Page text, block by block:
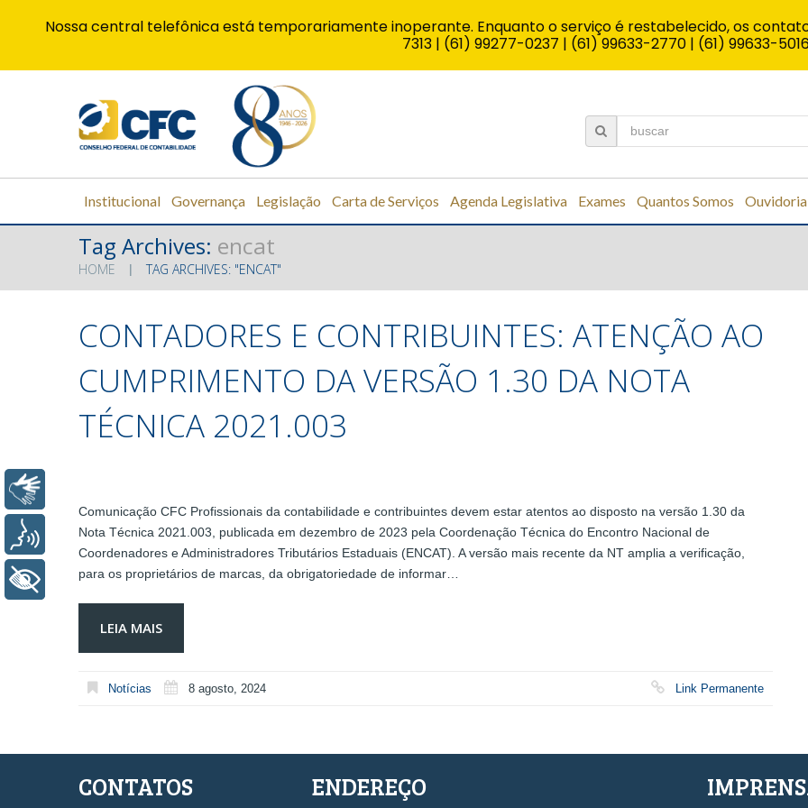
Institucional Governança Legislação Carta de Serviços Agenda Legislativa Exames Quantos Somos Ouvidoria
Tag Archives: encat
HOME TAG ARCHIVES: "ENCAT"
CONTADORES E CONTRIBUINTES: ATENÇÃO AO
CUMPRIMENTO DA VERSÃO 1.30 DA NOTA
TÉCNICA 2021.003
Comunicação CFC Profissionais da contabilidade e contribuintes devem estar atentos ao disposto na versão 1.30 da
Nota Técnica 2021.003, publicada em dezembro de 2023 pela Coordenação Técnica do Encontro Nacional de
Coordenadores e Administradores Tributários Estaduais (ENCAT). A versão mais recente da NT amplia a verificação,
para os proprietários de marcas, da obrigatoriedade de informar…
LEIA MAIS
Notícias 8 agosto, 2024 Link Permanente
CONTATOS ENDEREÇO
Nossa central telefônica está temporariamente inoperante. Enquanto o serviço é restabelecido, os
7313 | (61) 99277-0237 | (61) 99633-2770 | (61) 99633-
Voz
+ Acessibilidade